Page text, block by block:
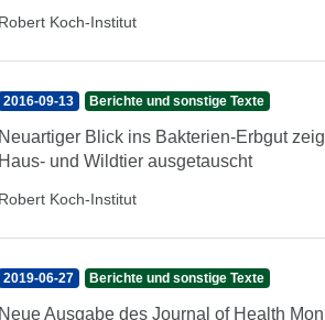
Robert Koch-Institut
2016-09-13 Berichte und sonstige Texte
Neuartiger Blick ins Bakterien-Erbgut
Haus- und Wildtier ausgetauscht
Robert Koch-Institut
2019-06-27 Berichte und sonstige Texte
Neue Ausgabe des Journal of Health